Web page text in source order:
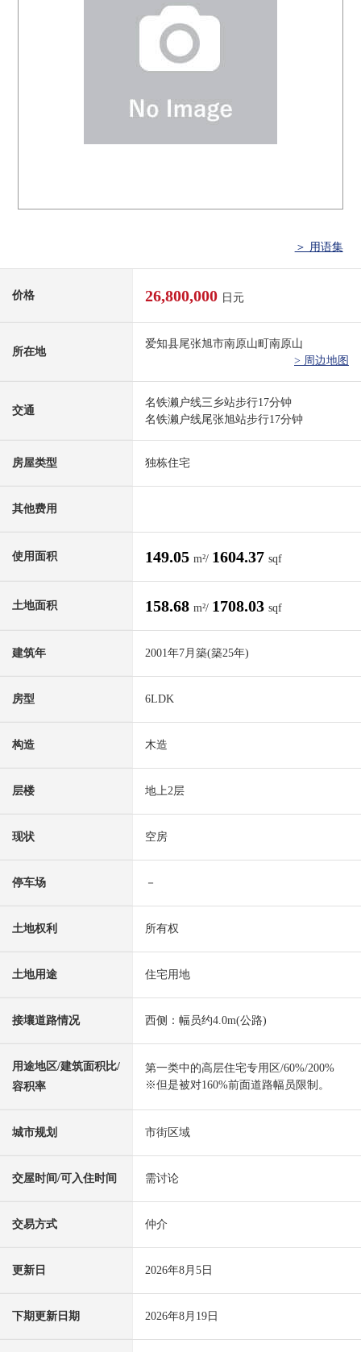
＞ 用语集
价格 26,800,000 日元
所在地
爱知县尾张旭市南原山町南原山
> 周边地图
交通
名铁濑户线三乡站步行17分钟
名铁濑户线尾张旭站步行17分钟
房屋类型 独栋住宅
其他费用
使用面积 149.05 m²/ 1604.37 sqf
土地面积 158.68 m²/ 1708.03 sqf
建筑年 2001年7月築(築25年)
房型 6LDK
构造 木造
层楼 地上2层
现状 空房
停车场 －
土地权利 所有权
土地用途 住宅用地
接壤道路情况 西侧：幅员约4.0m(公路)
用途地区/建筑面积比/
容积率
第一类中的高层住宅专用区/60%/200%
※但是被对160%前面道路幅员限制。
城市规划 市街区域
交屋时间/可入住时间 需讨论
交易方式 仲介
更新日 2026年8月5日
下期更新日期 2026年8月19日